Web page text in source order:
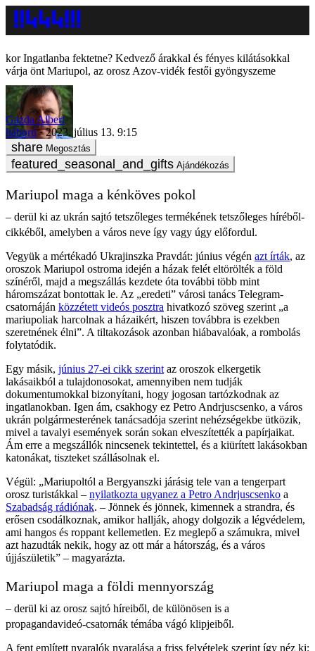
Ingatlanba fektetne? Kedvező árakkal és fényes kilátásokkal
várja önt Mariupol, az orosz Azov-vidék festői gyöngyszeme
Gazda Albert
háború
2023. július 13. 9:15
Megosztás
Ajándékozás
Mariupol maga a kénköves pokol
– derül ki az ukrán sajtó tetszőleges termékének tetszőleges híréből-
cikkéből, amelyben a város neve így vagy úgy előfordul.
Vegyük a mértékadó Ukrajinszka Pravdát: június végén azt írták, az
oroszok Mariupol ostroma idején a házak felét eltörölték a föld
színéről, majd a megszállás kezdete óta további több mint
háromszázat bontottak le. Az „eredeti” városi tanács Telegram-
csatornáján közzétett videós posztra hivatkozó szöveg szerint „a
mariupoliak harcolnak a házaikért, hiszen továbbra is ezekben
szeretnének élni”. A tiltakozások azonban hiábavalóak, a rombolás
folytatódik.
Egy másik, június 27-ei cikk szerint az oroszok elkergetik
lakásaikból a tulajdonosokat, amennyiben nem tudják
dokumentumokkal bizonyítani, hogy jogosan tartózkodnak az
ingatlanokban. Igen ám, csakhogy ez Petro Andrjuscsenko, a város
ukrán polgármesterének tanácsadója szerint nehézségekbe ütközik,
mivel a tavalyi események során sokan elveszítették a papírjaikat.
Ám erre a megszállók nincsenek tekintettel, és a kiürített lakásokban
katonákat, tiszteket szállásolnak el.
Végül: „Mariupoltól a Bergyanszki járásig tele van a tengerpart
orosz turistákkal – nyilatkozta ugyanez a Petro Andrjuscsenko a
Szabadság rádiónak. – Jönnek és jönnek, kimennek a strandra, és
erősen csodálkoznak, amikor hallják, ahogy dolgozik a légvédelem,
ami hangos és roppant kellemetlen. Ez meglepő a számukra, mivel
azt hazudták nekik, hogy az ott már a hátország, és a város
újjászületik” – magyarázta.
Mariupol maga a földi mennyország
– derül ki az orosz sajtó híreiből, de különösen is a
propagandavideó-csatornák témába vágó klipjeiből.
A fent említett nyaralók nyaralása a friss felvételek szerint így néz ki: